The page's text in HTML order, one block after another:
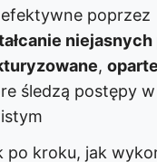
poprzez
niejasnych
,
śledzą postępy
po kroku, jak